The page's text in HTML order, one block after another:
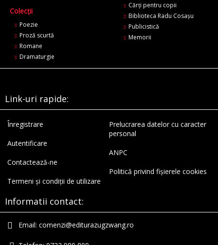
Colecții
Poezie
Proză scurtă
Romane
Dramaturgie
Cărți pentru copii
Biblioteca Radu Cosaşu
Publicistică
Memorii
Link-uri rapide:
Înregistrare
Autentificare
Contactează-ne
Termeni și condiții de utilizare
Prelucrarea datelor cu caracter
personal
ANPC
Politică privind fișierele cookies
Informatii contact:
Email: comenzi@editurazugzwang.ro